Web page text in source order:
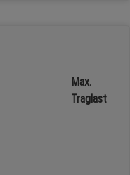
Max.
Traglast